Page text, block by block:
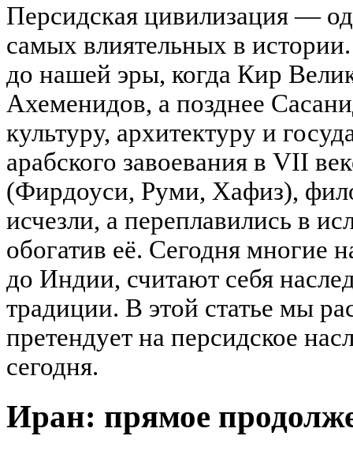
Персидская цивилизация —
самых влиятельных в
до нашей эры, когда Кир
Ахеменидов, а позднее
культуру, архитектуру и
арабского завоевания в VII
(Фирдоуси, Руми, Хафиз),
исчезли, а переплавились в
обогатив её. Сегодня многие
до Индии, считают себя
традиции. В этой статье мы
претендует на персидское
сегодня.
Иран: прямое